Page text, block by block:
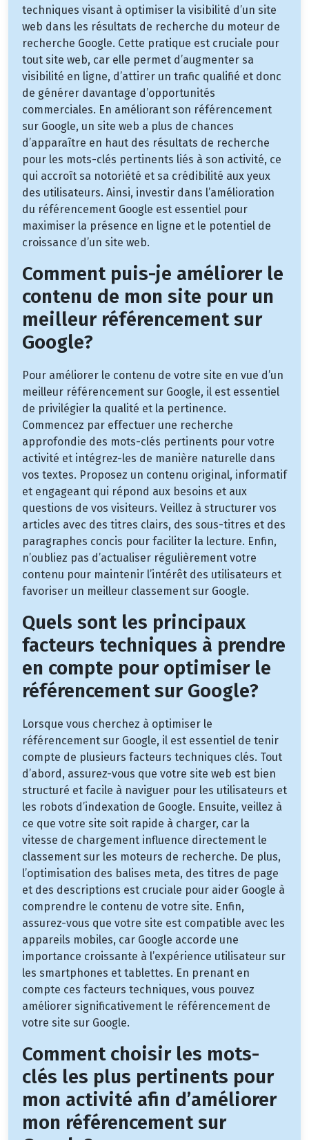
techniques visant à optimiser la visibilité d’un site
web dans les résultats de recherche du moteur de
recherche Google. Cette pratique est cruciale pour
tout site web, car elle permet d’augmenter sa
visibilité en ligne, d’attirer un trafic qualifié et donc
de générer davantage d’opportunités
commerciales. En améliorant son référencement
sur Google, un site web a plus de chances
d’apparaître en haut des résultats de recherche
pour les mots-clés pertinents liés à son activité, ce
qui accroît sa notoriété et sa crédibilité aux yeux
des utilisateurs. Ainsi, investir dans l’amélioration
du référencement Google est essentiel pour
maximiser la présence en ligne et le potentiel de
croissance d’un site web.
Comment puis-je améliorer le
contenu de mon site pour un
meilleur référencement sur
Google?
Pour améliorer le contenu de votre site en vue d’un
meilleur référencement sur Google, il est essentiel
de privilégier la qualité et la pertinence.
Commencez par effectuer une recherche
approfondie des mots-clés pertinents pour votre
activité et intégrez-les de manière naturelle dans
vos textes. Proposez un contenu original, informatif
et engageant qui répond aux besoins et aux
questions de vos visiteurs. Veillez à structurer vos
articles avec des titres clairs, des sous-titres et des
paragraphes concis pour faciliter la lecture. Enfin,
n’oubliez pas d’actualiser régulièrement votre
contenu pour maintenir l’intérêt des utilisateurs et
favoriser un meilleur classement sur Google.
Quels sont les principaux
facteurs techniques à prendre
en compte pour optimiser le
référencement sur Google?
Lorsque vous cherchez à optimiser le
référencement sur Google, il est essentiel de tenir
compte de plusieurs facteurs techniques clés. Tout
d’abord, assurez-vous que votre site web est bien
structuré et facile à naviguer pour les utilisateurs et
les robots d’indexation de Google. Ensuite, veillez à
ce que votre site soit rapide à charger, car la
vitesse de chargement influence directement le
classement sur les moteurs de recherche. De plus,
l’optimisation des balises meta, des titres de page
et des descriptions est cruciale pour aider Google à
comprendre le contenu de votre site. Enfin,
assurez-vous que votre site est compatible avec les
appareils mobiles, car Google accorde une
importance croissante à l’expérience utilisateur sur
les smartphones et tablettes. En prenant en
compte ces facteurs techniques, vous pouvez
améliorer significativement le référencement de
votre site sur Google.
Comment choisir les mots-
clés les plus pertinents pour
mon activité afin d’améliorer
mon référencement sur